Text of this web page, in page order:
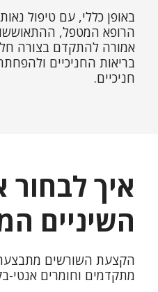
באופן כללי, עם טיפול
הרופא המטפל,
אמורה להתקדם בצורה
בריאות החניכיים
חניכיים.
איך
השיניים
הקצעת השורשים
מתקדמים וחומרים אנטי-